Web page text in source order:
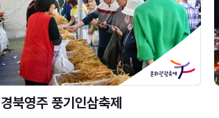
경북영주 풍기인삼축제